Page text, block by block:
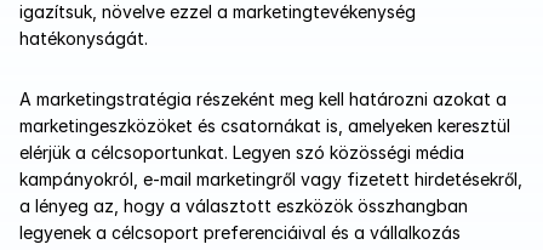
igazítsuk, növelve ezzel a marketingtevékenység
hatékonyságát.
A marketingstratégia részeként meg kell határozni azokat a
marketingeszközöket és csatornákat is, amelyeken keresztül
elérjük a célcsoportunkat. Legyen szó közösségi média
kampányokról, e-mail marketingről vagy fizetett hirdetésekről,
a lényeg az, hogy a választott eszközök összhangban
legyenek a célcsoport preferenciáival és a vállalkozás